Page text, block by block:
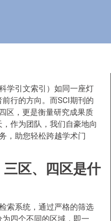
学引文索引）如同一座灯
行的方向。而SCI期刊的
区，更是衡量研究成果质
作为团队，我们自豪地向
，助您轻松跨越学术门
区、四区是什
索系统，通过严格的筛选
四个不同的区域，即一